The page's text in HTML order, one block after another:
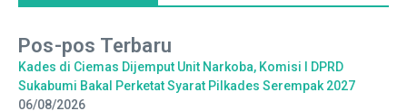
Pos-pos Terbaru
Kades di Ciemas Dijemput Unit Narkoba, Komisi I DPRD
Sukabumi Bakal Perketat Syarat Pilkades Serempak 2027
06/08/2026